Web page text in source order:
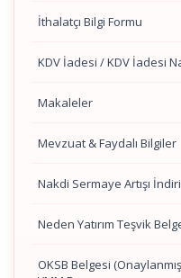
İthalatçı Bilgi Formu
KDV İadesi / KDV İadesi
Makaleler
Mevzuat & Faydalı Bilgiler
Nakdi Sermaye Artışı
Neden Yatırım Teşvik
OKSB Belgesi